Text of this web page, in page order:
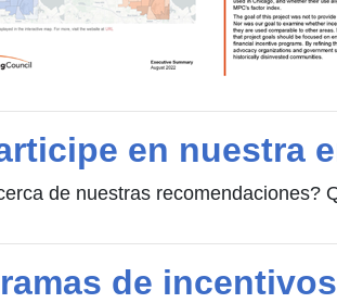
en nuestra
de nuestras recomendaciones?
de